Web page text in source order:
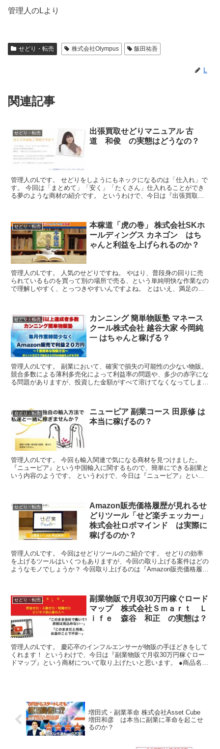
管理人のLより
せどり・転売 株式会社Olympus 飯田祐吾
L
関連記事
せどり・転売
出張買取せどりマニュアル 古
道 和俊 の実態はどうなの？
管理人のLです。 せどりをしようにもネックになるのは「仕入れ」で
す。 今回は「まとめて」「安く」「たくさん」仕入れることができ
る夢のような商材の紹介です。 というわけで、今日は『出張買取せ
せどり・転売
本稼道「虎の巻」 株式会社SKホ
ールディングス カネゴン はち
ゃんと利益を上げられるのか？
管理人のLです。 人気のせどりですね。 やはり、普段身の回りに売
られているものを買って別の場所で売る、という単純明快な作業なの
で理解しやすく、とっつきやすいんですよね。 とはいえ、満足のい
せどり・転売
カンニング 簡単物販塾 マネース
クール株式会社 越谷大家 今岡純
一 はちゃんと稼げる？
管理人のLです。 副業において、確実で損失の可能性の少ない物販。
競合多数による薄利多売化によって利益率の問題や、多少の赤字にな
る問題がありますが、投資した金額がすべて溶けてなくなってしまう
せどり・転売
ニューピア 副業コース 田原修 は
本当に稼げるの？
管理人のLです。 今回も輸入関連で気になる商材を見つけました。
『ニューピア』という中国輸入に関するもので、簡単にできる副業と
いう内容のようです。 というわけで、今日は『ニューピア』という
せどり・転売
Amazon販売価格履歴が見れるせ
どりツール「せど楽チェッカー」
株式会社ロボマインド は実際に
稼げるのか？
管理人のLです。 今回はせどりツールのご紹介です。 せどりの効率
を上げるツールはいくつもありますが、今回の取り上げる案件はどの
ようなモノでしょうか？ 今回取り上げるのは『Amazon販売価格履歴
せどり・転売
副業物販で月収30万円稼ぐロード
マップ 株式会社Ｓｍａｒｔ Ｌ
ｉｆｅ 森谷 和正 の実態は？
管理人のLです。 慶応卒のインフルエンサーが物販の手ほどきをして
くれます！ というわけで、今日は『副業物販で月収30万円稼ぐロー
ドマップ』という商材について取り上げたいと思います。 ●商品名
増田式・副業革命 株式会社Asset Cube
増田和彦 は本当に副業に革命を起こせ
るのか？